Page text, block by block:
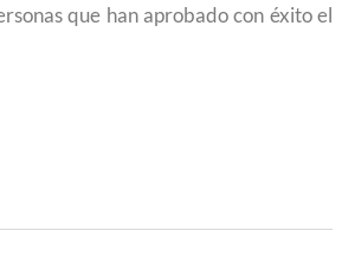
que han aprobado con éxito el